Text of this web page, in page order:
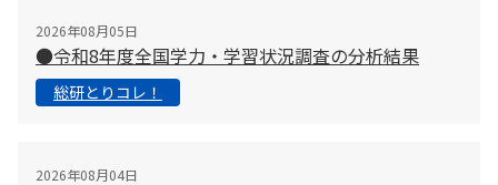
2026年08月05日
●令和8年度全国学力・学習状況調査の分析結果
総研とりコレ！
2026年08月04日